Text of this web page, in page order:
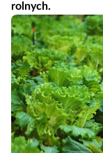
rolnych.